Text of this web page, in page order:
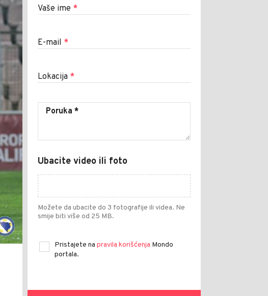
Vaše ime *
E-mail *
Lokacija *
Ubacite video ili foto
Možete da ubacite do 3 fotografije ili videa. Ne
smije biti više od 25 MB.
Pristajete na pravila korišćenja Mondo
portala.